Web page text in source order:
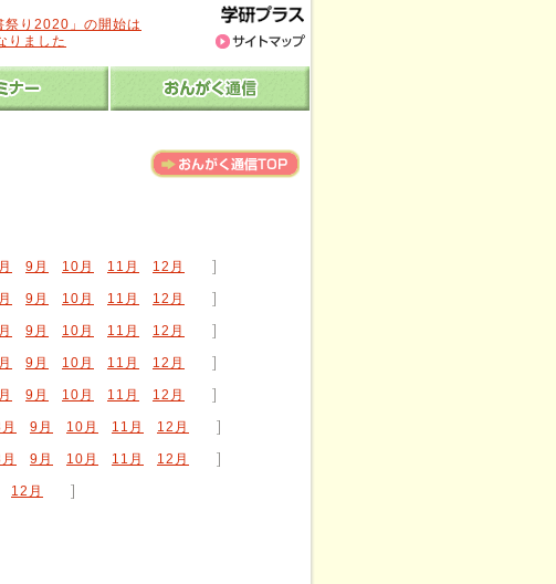
り2020」の開始は
りました
9月 10月 11月 12月
9月 10月 11月 12月
9月 10月 11月 12月
9月 10月 11月 12月
9月 10月 11月 12月
9月 10月 11月 12月
9月 10月 11月 12月
12月